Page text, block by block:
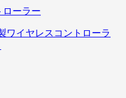
ローラー
ワイヤレスコントローラ